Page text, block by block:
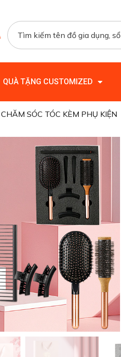
QUÀ TẶNG CUSTOMIZED
SÓC TÓC KÈM PHỤ KIỆN